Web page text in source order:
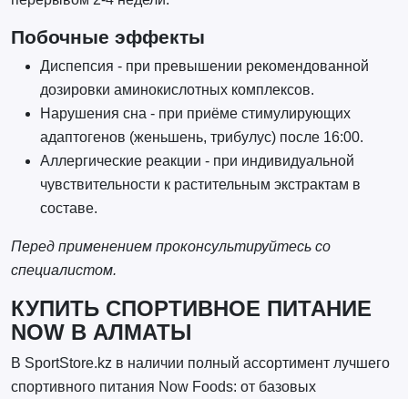
Побочные эффекты
Диспепсия - при превышении рекомендованной
дозировки аминокислотных комплексов.
Нарушения сна - при приёме стимулирующих
адаптогенов (женьшень, трибулус) после 16:00.
Аллергические реакции - при индивидуальной
чувствительности к растительным экстрактам в
составе.
Перед применением проконсультируйтесь со
специалистом.
КУПИТЬ СПОРТИВНОЕ ПИТАНИЕ
NOW В АЛМАТЫ
В SportStore.kz в наличии полный ассортимент лучшего
спортивного питания Now Foods: от базовых